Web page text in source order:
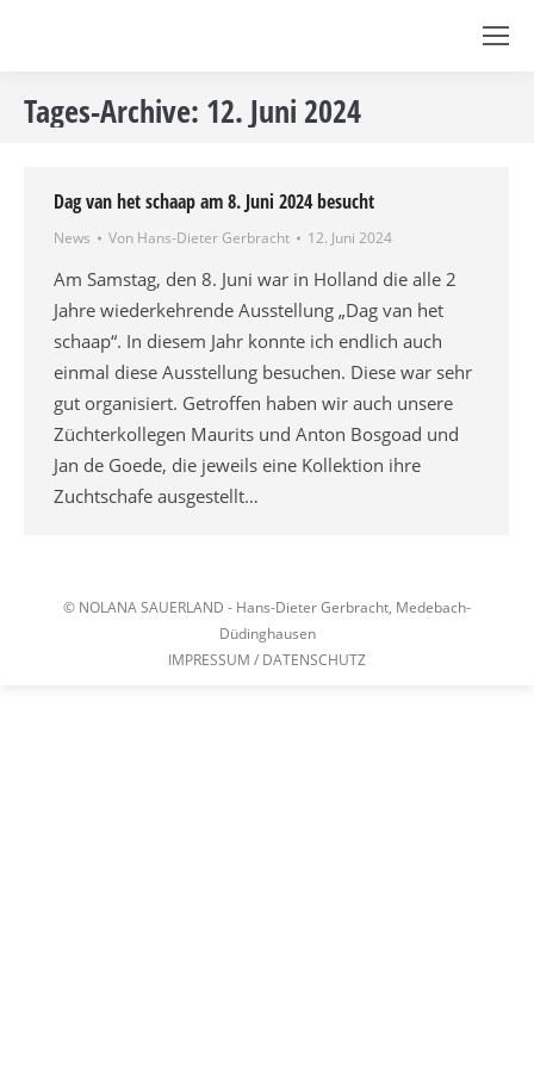
Tages-Archive: 12. Juni 2024
Dag van het schaap am 8. Juni 2024 besucht
News Von Hans-Dieter Gerbracht 12. Juni 2024
Am Samstag, den 8. Juni war in Holland die alle 2
Jahre wiederkehrende Ausstellung „Dag van het
schaap“. In diesem Jahr konnte ich endlich auch
einmal diese Ausstellung besuchen. Diese war sehr
gut organisiert. Getroffen haben wir auch unsere
Züchterkollegen Maurits und Anton Bosgoad und
Jan de Goede, die jeweils eine Kollektion ihre
Zuchtschafe ausgestellt…
© NOLANA SAUERLAND - Hans-Dieter Gerbracht, Medebach-
Düdinghausen
IMPRESSUM / DATENSCHUTZ